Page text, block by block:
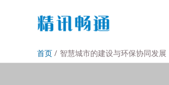
首页 智慧城市的建设与环保协同发展